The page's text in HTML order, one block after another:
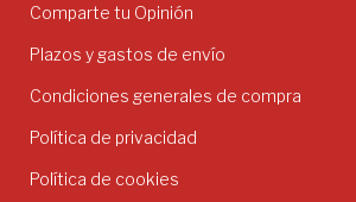
Comparte tu Opinión
Plazos y gastos de envío
Condiciones generales de compra
Política de privacidad
Política de cookies